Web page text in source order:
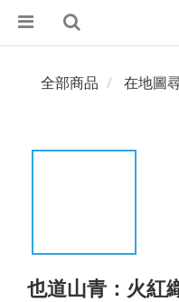
全部商品 在地圖
也道山青：火紅